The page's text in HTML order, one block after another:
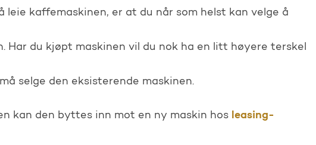
leie kaffemaskinen, er at du når som helst kan velge å
Har du kjøpt maskinen vil du nok ha en litt høyere terskel
selge den eksisterende maskinen.
kan den byttes inn mot en ny maskin hos leasing-